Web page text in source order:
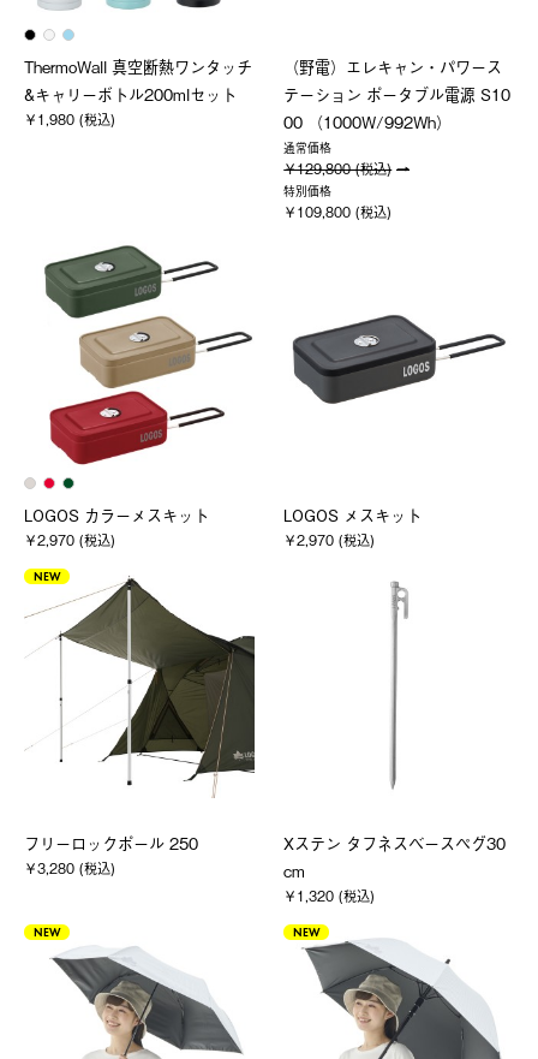
ThermoWall 真空断熱ワンタッチ
&キャリーボトル200mlセット
￥1,980 (税込)
（野電）エレキャン・パワース
テーション ポータブル電源 S10
00 （1000W/992Wh）
通常価格
￥129,800 (税込)
特別価格
￥109,800 (税込)
LOGOS カラーメスキット
￥2,970 (税込)
LOGOS メスキット
￥2,970 (税込)
NEW
フリーロックポール 250
￥3,280 (税込)
Xステン タフネスベースペグ30
cm
￥1,320 (税込)
NEW NEW